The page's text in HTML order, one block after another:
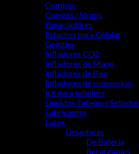
Combos
Correas / Straps
Espaciadores
Estuches para Celular
Goggles
Infladores CO2
Infladores de Mano
Infladores de Piso
Infladores de suspension
Kit para tubeless
Líquidos Tubeless Sellador
Lubricantes
Luces
Delanteras
De Bateria
Recargables